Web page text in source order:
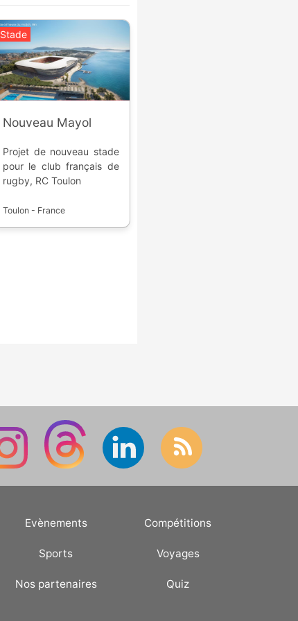
Stade
Nouveau Mayol
Projet de nouveau stade
pour le club français de
rugby, RC Toulon
Toulon - France
Evènements Compétitions
Sports Voyages
Nos partenaires Quiz